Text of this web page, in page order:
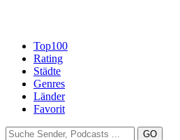
Top100
Rating
Städte
Genres
Länder
Favorit
GO